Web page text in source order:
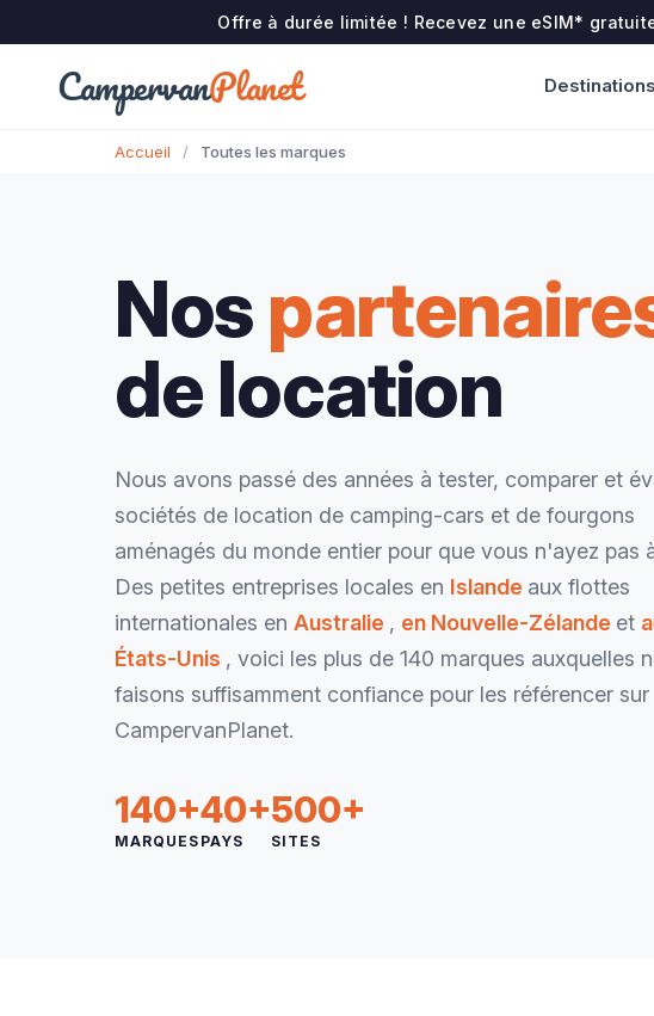
Offre à durée limitée ! Recevez une eSIM*
CampervanPlanet Destinations
Accueil / Toutes les marques
Nos
de location
Nous avons passé des années à tester, comparer et
sociétés de location de camping-cars et de fourgons
aménagés du monde entier pour que vous n'ayez pas
Des petites entreprises locales en Islande aux flottes
internationales en Australie , en Nouvelle-Zélande et
États-Unis , voici les plus de 140 marques auxquelles
faisons suffisamment confiance pour les référencer sur
CampervanPlanet.
140+
MARQUES
40+
PAYS
500+
SITES